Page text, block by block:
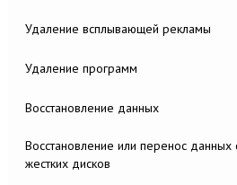
Удаление всплывающей рекламы
Удаление программ
Восстановление данных
Восстановление или перенос данных
жестких дисков